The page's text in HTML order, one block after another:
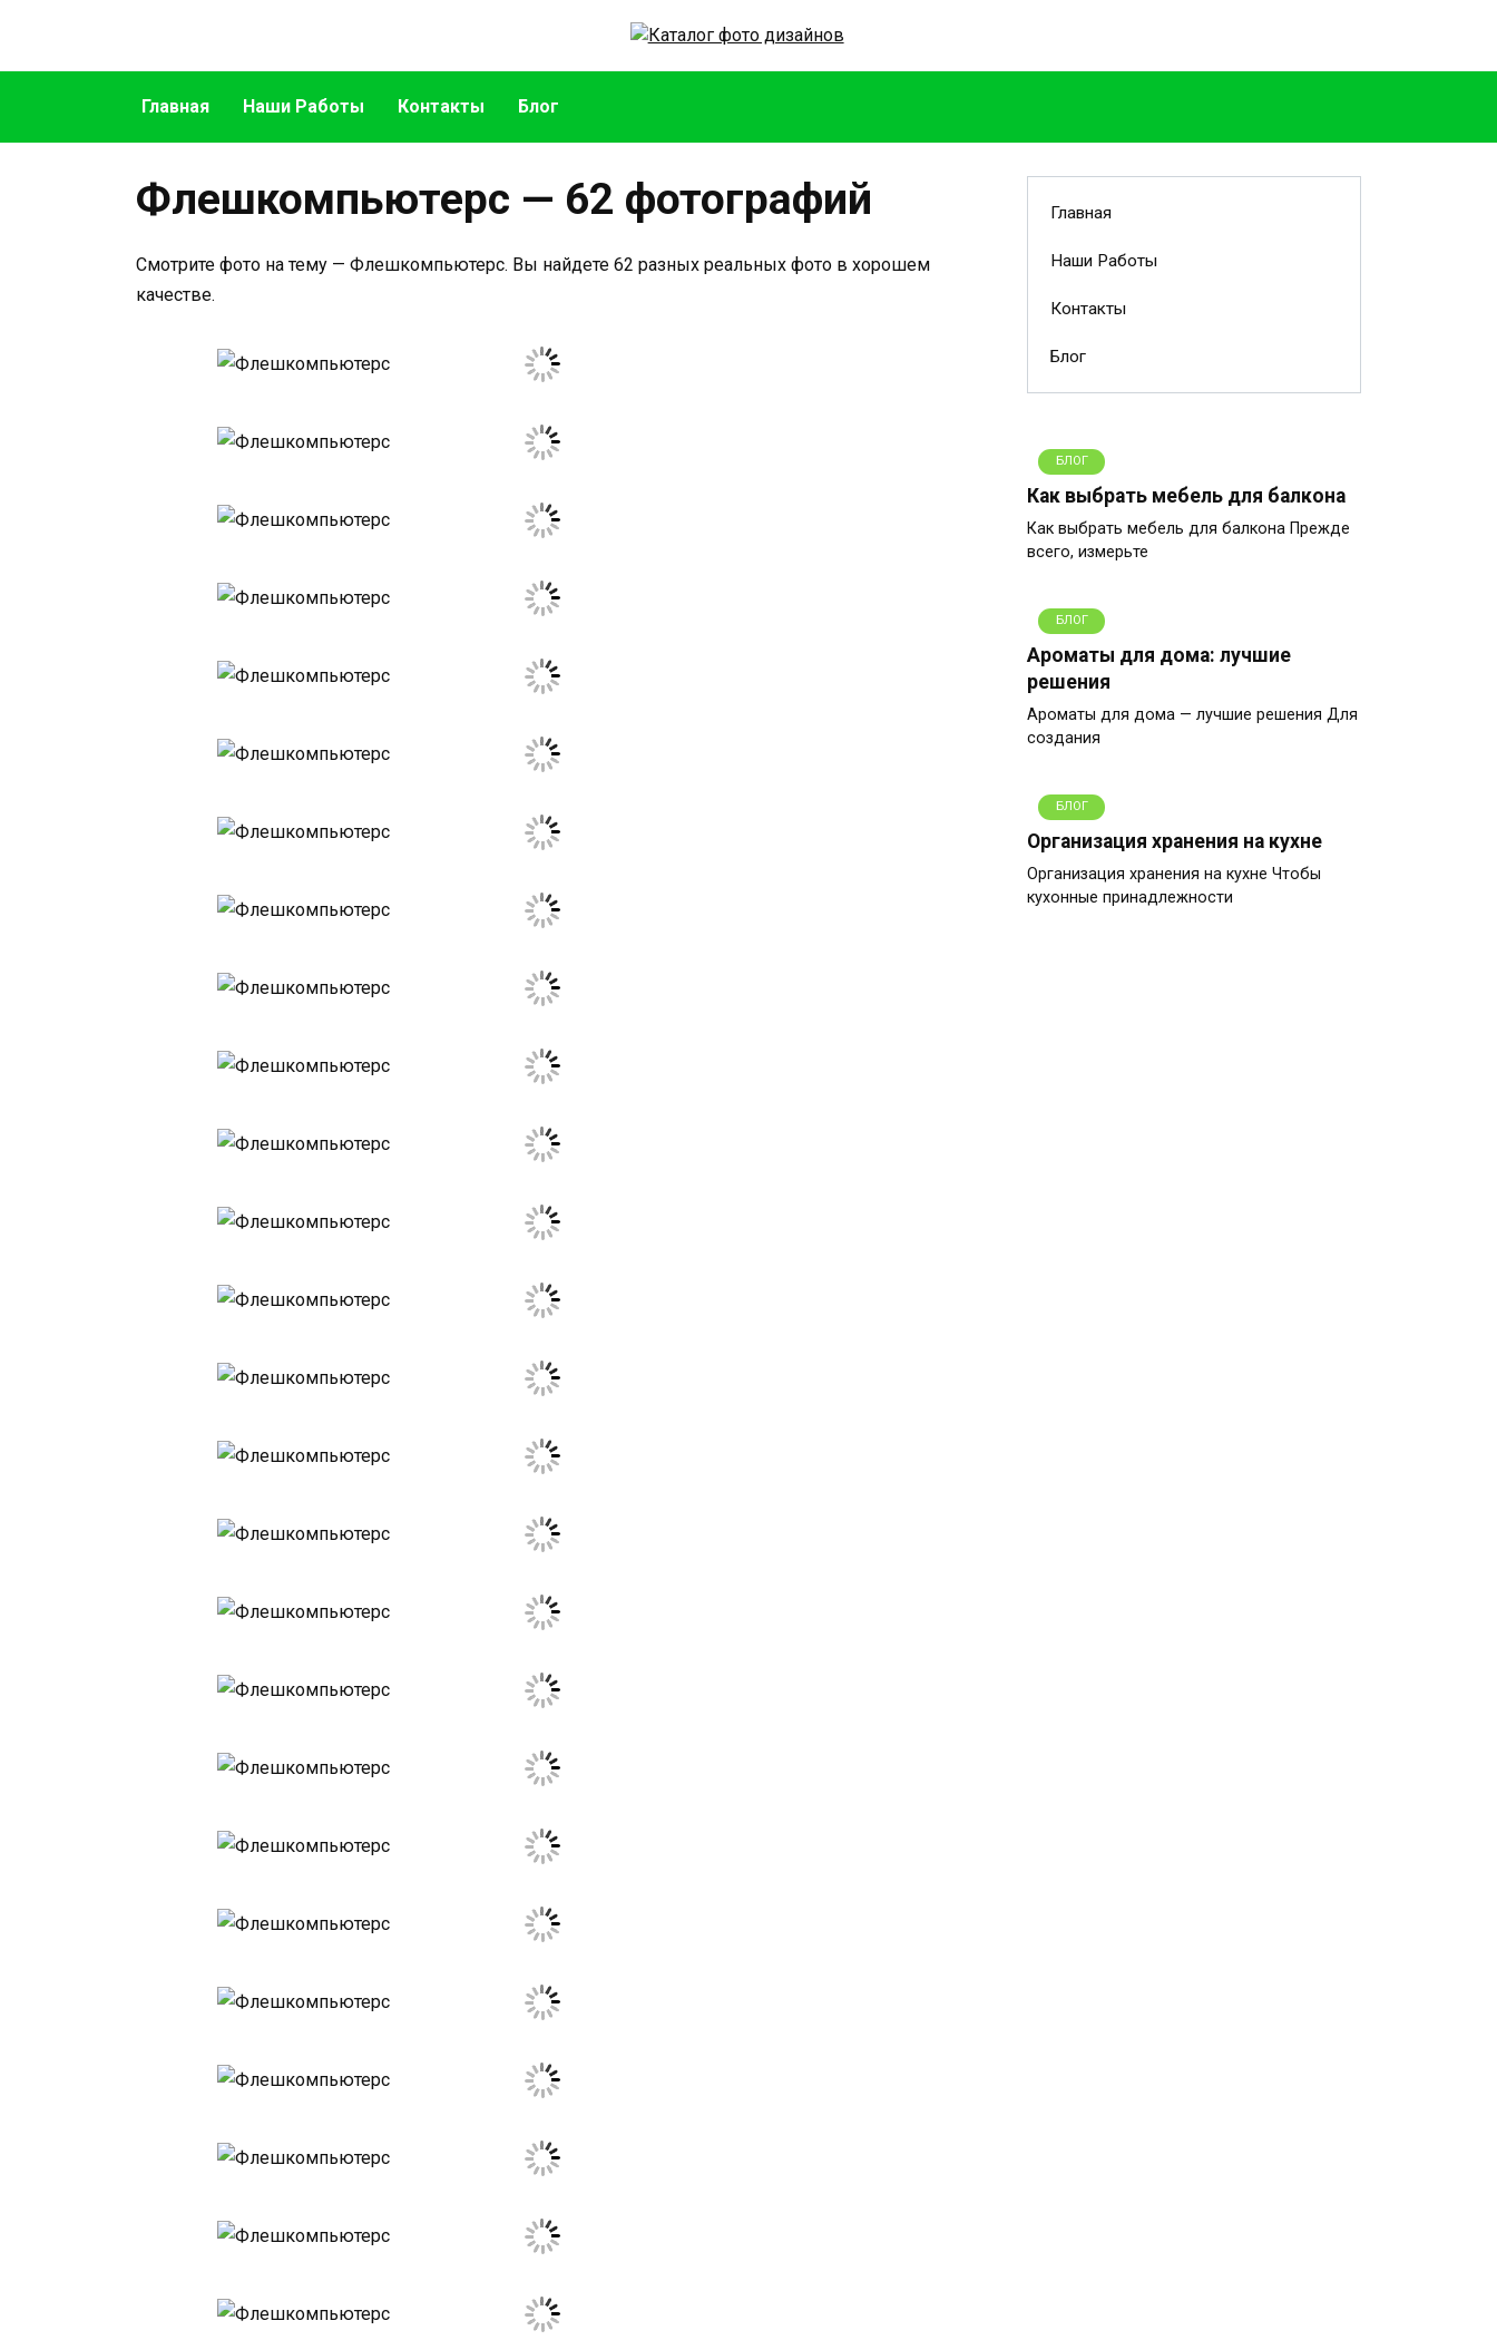
Главная
Наши Работы Контакты Блог
Флешкомпьютерс — 62 фотографий
Смотрите фото на тему — Флешкомпьютерс. Вы найдете 62 разных реальных фото в хорошем
качестве.
Главная
Наши Работы
Контакты
Блог
БЛОГ
Как выбрать мебель для балкона
Как выбрать мебель для балкона Прежде
всего, измерьте
БЛОГ
Ароматы для дома: лучшие
решения
Ароматы для дома — лучшие решения Для
создания
БЛОГ
Организация хранения на кухне
Организация хранения на кухне Чтобы
кухонные принадлежности